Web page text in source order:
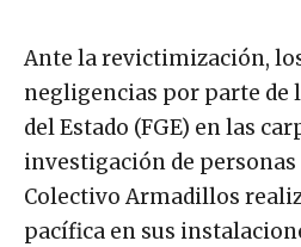
Ante la revictimización,
negligencias por parte de
del Estado (FGE) en las
investigación de personas
Colectivo Armadillos
pacífica en sus